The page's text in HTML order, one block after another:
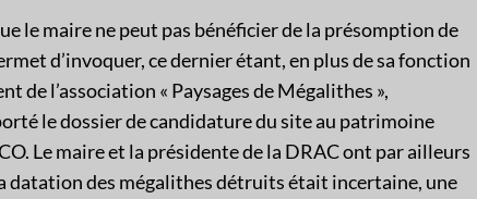
le maire ne peut pas bénéficier de la présomption de
d’invoquer, ce dernier étant, en plus de sa fonction
de l’association « Paysages de Mégalithes »,
le dossier de candidature du site au patrimoine
Le maire et la présidente de la DRAC ont par ailleurs
datation des mégalithes détruits était incertaine, une